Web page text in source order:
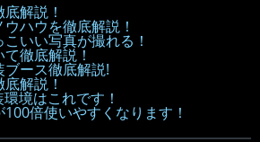
解説！
ハウを徹底解説！
いい写真が撮れる！
徹底解説！
ブース徹底解説!
解説！
境はこれです！
100倍使いやすくなります！